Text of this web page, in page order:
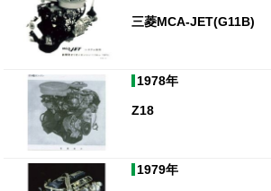
三菱MCA-JET(G11B)
1978年
Z18
1979年